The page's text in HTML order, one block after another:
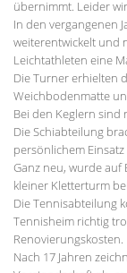
übernimmt. Leider
In den vergangenen
weiterentwickelt und
Leichtathleten eine
Die Turner erhielten
Weichbodenmatte
Bei den Keglern sind
Die Schiabteilung
persönlichem
Ganz neu, wurde auf
kleiner Kletterturm
Die Tennisabteilung
Tennisheim richtig
Renovierungskosten.
Nach 17 Jahren